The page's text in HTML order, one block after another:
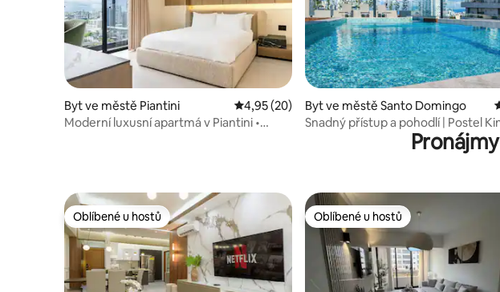
Byt ve městě Piantini Průměrné hodnocení 4,95 z 5, 20 hodnocení
4,95 (20)
Moderní luxusní apartmá v Piantini •
Byt ve městě Santo Domingo
Snadný přístup a pohodlí | Postel
Oblíbené u hostů
Oblíbené u hostů Oblíbené u hostů
Oblíbené u hostů